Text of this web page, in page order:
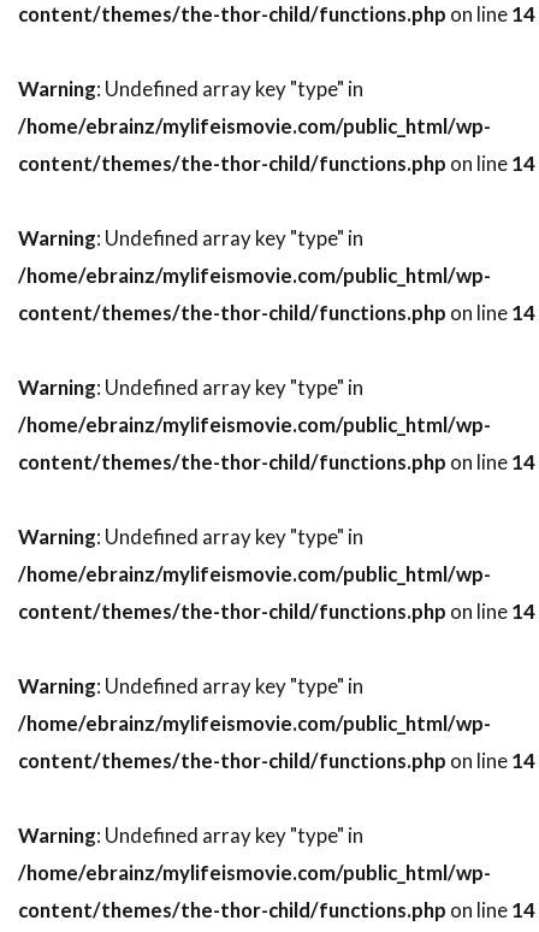
スティーヴ・イースティン
スティーヴ・カレル
スティーヴ・クーガン
スティーヴ・コーレン
スティーヴ・ゴリン
スティーヴ・ティッシュ
スティーヴ・ディッコ
スティーヴ・ブシェミ
スティーヴ・メラー
ステパン・マーティローシアン
ステファヌ・メッツジェール
ステファーヌ・スペリ
ステュー・ライリー
スパイグラス・エンターテインメント
スポーツ映画
スリム・サマービル
スリラー映画
スワヴォミール・イジャック
スヴェン・ニクヴィスト
スーザン・ミスナー
スーザン・モントフォード
スーザン・ワトキンス
スージー・エイミス
スージー・カーツ
スー・アームストロング
content/themes/the-thor-child/functions.php on line14
Warning : Undefined array key "type" in
/home/ebrainz/mylifeismovie.com/public_html/wp-
content/themes/the-thor-child/functions.php on line14
Warning : Undefined array key "type" in
/home/ebrainz/mylifeismovie.com/public_html/wp-
content/themes/the-thor-child/functions.php on line14
Warning : Undefined array key "type" in
/home/ebrainz/mylifeismovie.com/public_html/wp-
content/themes/the-thor-child/functions.php on line14
Warning : Undefined array key "type" in
/home/ebrainz/mylifeismovie.com/public_html/wp-
content/themes/the-thor-child/functions.php on line14
Warning : Undefined array key "type" in
/home/ebrainz/mylifeismovie.com/public_html/wp-
content/themes/the-thor-child/functions.php on line14
Warning : Undefined array key "type" in
/home/ebrainz/mylifeismovie.com/public_html/wp-
content/themes/the-thor-child/functions.php on line14